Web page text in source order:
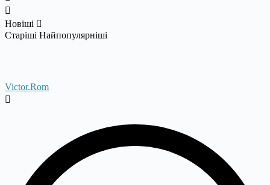
Новіші
Старіші Найпопулярніші
Victor.Rom